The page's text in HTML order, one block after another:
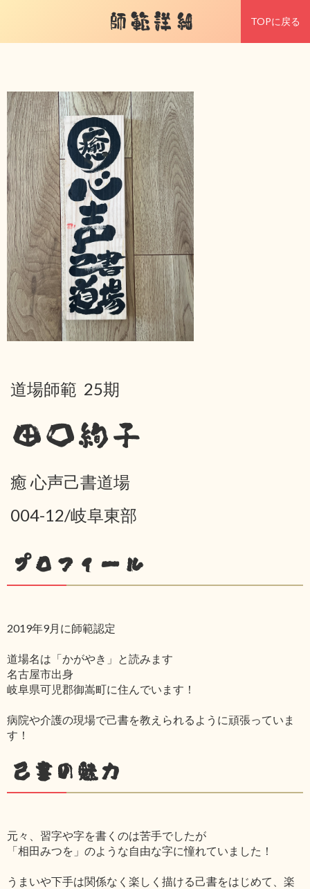
師範詳細 TOPに戻る
道場師範 25期
田口絢子
癒 心声己書道場
004-12/岐阜東部
プロフィール
2019年9月に師範認定
道場名は「かがやき」と読みます
名古屋市出身
岐阜県可児郡御嵩町に住んでいます！
病院や介護の現場で己書を教えられるように頑張っていま
す！
己書の魅力
元々、習字や字を書くのは苦手でしたが
「相田みつを」のような自由な字に憧れていました！
うまいや下手は関係なく楽しく描ける己書をはじめて、楽